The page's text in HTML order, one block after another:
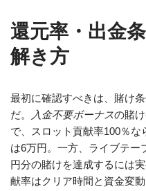
還元率・出金
解き方
最初に確認すべきは、賭け
だ。
入金不要ボーナスの賭
で、スロット貢献率100％な
は6万円。一方、ライブテー
円分の賭けを達成するには
献率はクリア時間と資金変